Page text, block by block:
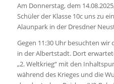
Am Donnerstag, dem
Schüler der Klasse 10c uns zu
Alaunpark in der Dresdner
Gegen 11:30 Uhr besuchten
in der Albertstadt. Dort
„2. Weltkrieg“ mit den
während des Krieges und die